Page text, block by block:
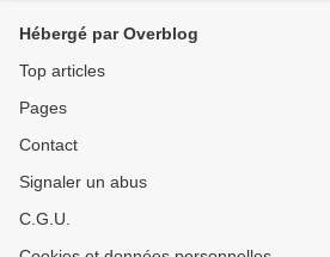
Hébergé par Overblog
Top articles
Pages
Contact
Signaler un abus
C.G.U.